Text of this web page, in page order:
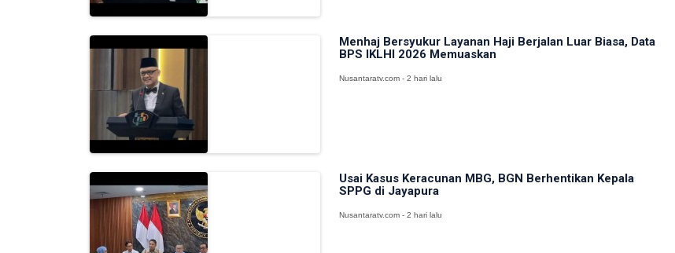
Menhaj Bersyukur Layanan Haji Berjalan Luar Biasa, Data
BPS IKLHI 2026 Memuaskan
Nusantaratv.com - 2 hari lalu
Usai Kasus Keracunan MBG, BGN Berhentikan Kepala
SPPG di Jayapura
Nusantaratv.com - 2 hari lalu